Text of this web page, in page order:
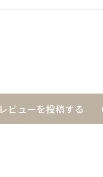
レビューを投稿する